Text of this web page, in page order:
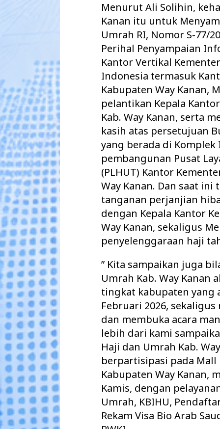
Menurut Ali Solihin,
Kanan itu untuk
Umrah RI, Nomor S-77/
Perihal Penyampaian
Kantor Vertikal
Indonesia termasuk
Kabupaten Way Kanan,
pelantikan Kepala
Kab. Way Kanan, serta
kasih atas persetujuan
yang berada di
pembangunan Pusat
(PLHUT) Kantor
Way Kanan. Dan saat
tanganan perjanjian
dengan Kepala Kantor
Way Kanan, sekaligus
penyelenggaraan haji
” Kita sampaikan juga
Umrah Kab. Way Kanan
tingkat kabupaten yang
Februari 2026,
dan membuka acara
lebih dari kami
Haji dan Umrah Kab.
berpartisipasi pada Mall
Kabupaten Way Kanan,
Kamis, dengan
Umrah, KBIHU,
Rekam Visa Bio Arab